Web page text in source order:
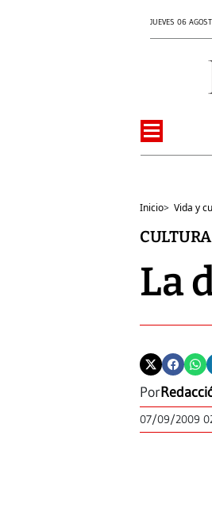
JUEVES 06
Inicio> Vida y
CULTURA
La
Por
07/09/2009